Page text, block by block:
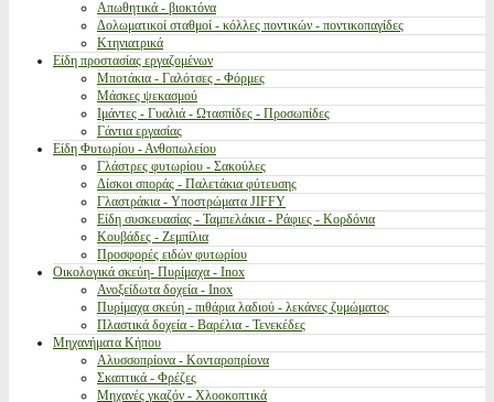
Απωθητικά - βιοκτόνα
Δολωματικοί σταθμοί - κόλλες ποντικών - ποντικοπαγίδες
Κτηνιατρικά
Είδη προστασίας εργαζομένων
Μποτάκια - Γαλότσες - Φόρμες
Μάσκες ψεκασμού
Ιμάντες - Γυαλιά - Ωτασπίδες - Προσωπίδες
Γάντια εργασίας
Είδη Φυτωρίου - Ανθοπωλείου
Γλάστρες φυτωρίου - Σακούλες
Δίσκοι σποράς - Παλετάκια φύτευσης
Γλαστράκια - Υποστρώματα JIFFY
Είδη συσκευασίας - Ταμπελάκια - Ράφιες - Κορδόνια
Κουβάδες - Ζεμπίλια
Προσφορές ειδών φυτωρίου
Οικολογικά σκεύη- Πυρίμαχα - Inox
Ανοξείδωτα δοχεία - Inox
Πυρίμαχα σκεύη - πιθάρια λαδιού - λεκάνες ζυμώματος
Πλαστικά δοχεία - Βαρέλια - Τενεκέδες
Μηχανήματα Κήπου
Αλυσσοπρίονα - Κονταροπρίονα
Σκαπτικά - Φρέζες
Μηχανές γκαζόν - Χλοοκοπτικά